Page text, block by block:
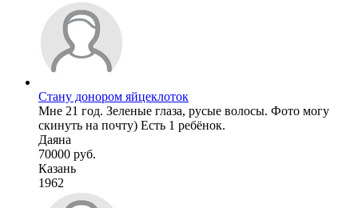
Стану донором яйцеклоток
Мне 21 год. Зеленые глаза, русые волосы. Фото могу
скинуть на почту) Есть 1 ребёнок.
Даяна
70000 руб.
Казань
1962